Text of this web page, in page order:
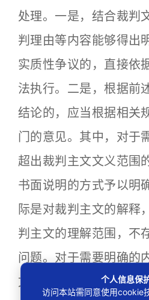
处理。一是，结合裁判
判理由等内容能够得出
实质性争议的，直接依
法执行。二是，根据前
结论的，应当根据相关
门的意见。其中，对于
超出裁判主文文义范围
书面说明的方式予以明
际是对裁判主文的解释
判主文的理解范围，不
问题。对于需要明确的
文义范围的，刑事审判
个人信息保
访问本站需同意使用cookie